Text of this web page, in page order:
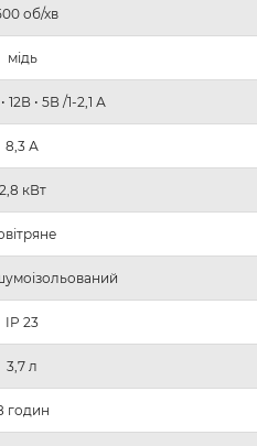
об/хв
мідь
12В • 5В /1-2,1 А
8,3 А
2,8 кВт
IP 23
3,7 л
годин